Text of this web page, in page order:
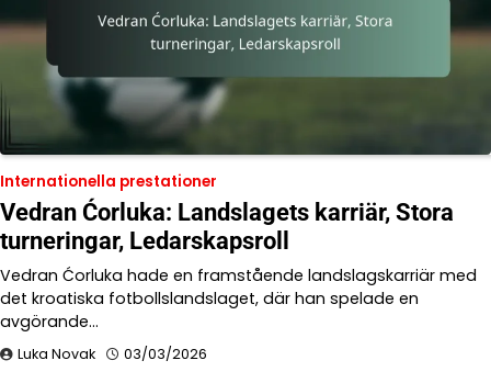
Internationella prestationer
Vedran Ćorluka: Landslagets karriär, Stora
turneringar, Ledarskapsroll
Vedran Ćorluka hade en framstående landslagskarriär med
det kroatiska fotbollslandslaget, där han spelade en
avgörande…
Luka Novak 03/03/2026